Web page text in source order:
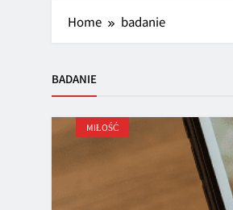
Home badanie
BADANIE
MIŁOŚĆ